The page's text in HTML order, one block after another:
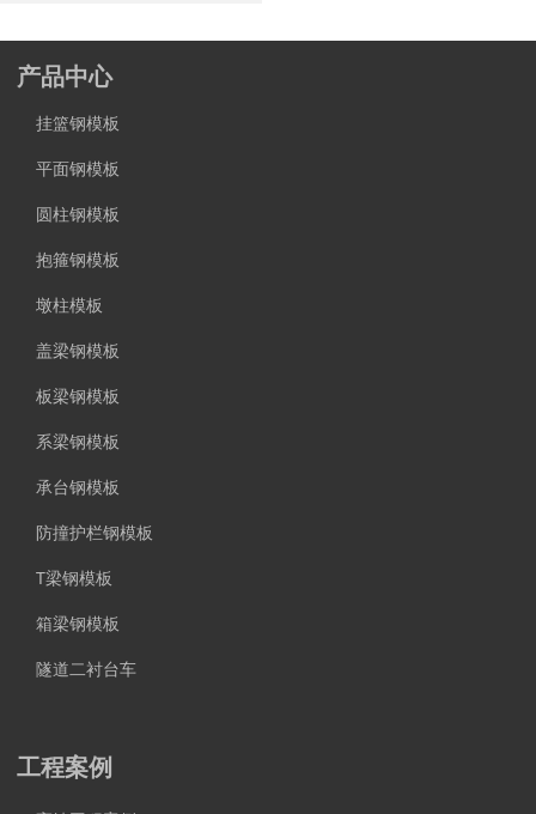
产品中心
挂篮钢模板
平面钢模板
圆柱钢模板
抱箍钢模板
墩柱模板
盖梁钢模板
板梁钢模板
系梁钢模板
承台钢模板
防撞护栏钢模板
T梁钢模板
箱梁钢模板
隧道二衬台车
工程案例